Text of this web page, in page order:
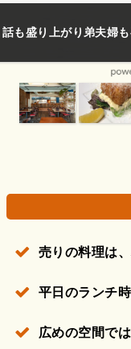
たいで大満足でした✨
画像は著作権で保護されてい
売りの料理は
平日のランチ
広めの空間で